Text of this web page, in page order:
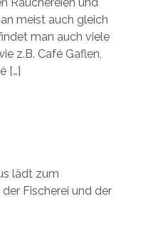
meist auch gleich
man auch viele
z.B. Café Gaflen,
[…]
lädt zum
Fischerei und der